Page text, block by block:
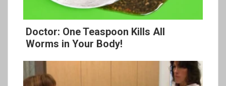
Doctor: One Teaspoon Kills All
Worms in Your Body!